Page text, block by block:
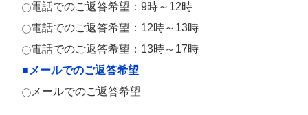
電話でのご返答希望：9時～12時
電話でのご返答希望：12時～13時
電話でのご返答希望：13時～17時
■メールでのご返答希望
メールでのご返答希望